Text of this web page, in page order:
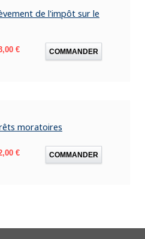
de l'impôt sur le
€ COMMANDER
moratoires
€ COMMANDER